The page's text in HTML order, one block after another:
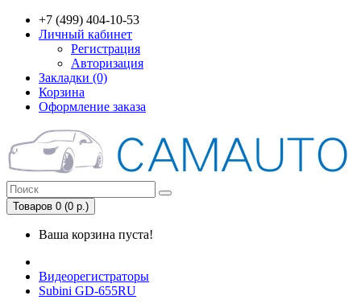
+7 (499) 404-10-53
Личный кабинет
Регистрация
Авторизация
Закладки (0)
Корзина
Оформление заказа
Товаров 0 (0 р.)
Ваша корзина пуста!
Видеорегистраторы
Subini GD-655RU